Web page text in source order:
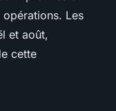
Les
et août,
cette